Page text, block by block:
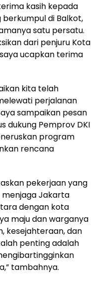
kasih kepada
berkumpul di Balkot,
satu persatu.
dari penjuru Kota
ucapkan terima
kita telah
perjalanan
sampaikan pesan
dukung Pemprov DKI
program
rencana
pekerjaan yang
Jakarta
dengan kota
maju dan warganya
kesejahteraan, dan
penting adalah
tambahnya.